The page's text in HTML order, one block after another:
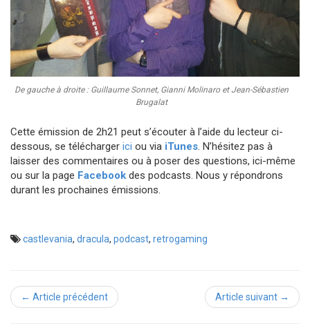
De gauche à droite : Guillaume Sonnet, Gianni Molinaro et Jean-Sébastien
Brugalat
Cette émission de 2h21 peut s’écouter à l’aide du lecteur ci-
dessous, se télécharger ici ou via iTunes. N’hésitez pas à
laisser des commentaires ou à poser des questions, ici-même
ou sur la page Facebook des podcasts. Nous y répondrons
durant les prochaines émissions.
castlevania, dracula, podcast, retrogaming
← Article précédent Article suivant →